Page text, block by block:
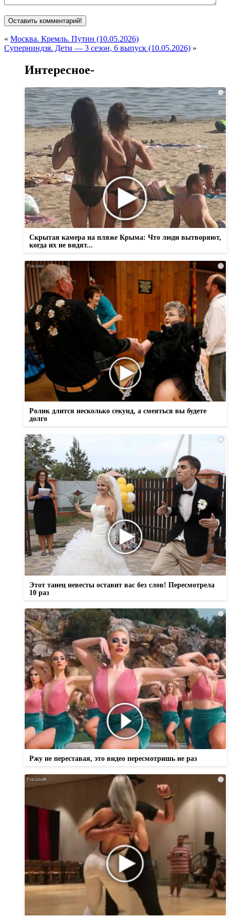
« Москва. Кремль. Путин (10.05.2026)
Суперниндзя. Дети — 3 сезон, 6 выпуск (10.05.2026) »
Интересное-
i
Скрытая камера на пляже Крыма: Что люди вытворяют,
когда их не видят...
i
Ролик длится несколько секунд, а смеяться вы будете
долго
i
Этот танец невесты оставит вас без слов! Пересмотрела
10 раз
i
Ржу не переставая, это видео пересмотришь не раз
i